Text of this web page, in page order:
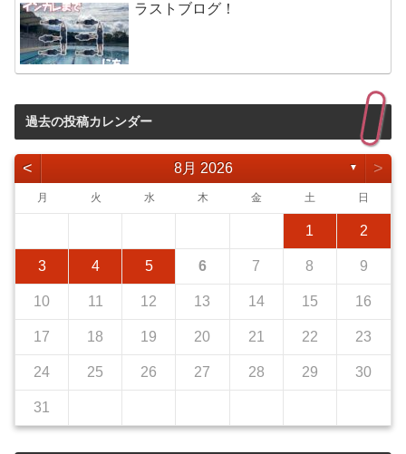
ラストブログ！
過去の投稿カレンダー
< 8月 2026 ▼ >
月 火 水 木 金 土 日
1 2
3 4 5 6 7 8 9
10 11 12 13 14 15 16
17 18 19 20 21 22 23
24 25 26 27 28 29 30
31